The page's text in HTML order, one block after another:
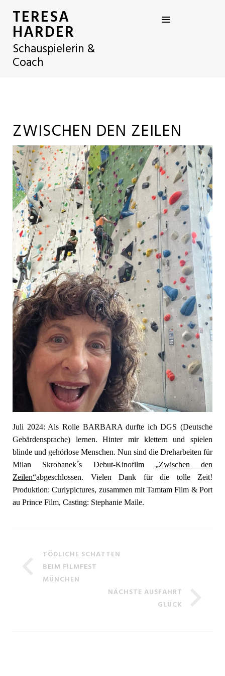
TERESA
HARDER
Schauspielerin &
Coach
ZWISCHEN DEN ZEILEN
Juli 2024: Als Rolle BARBARA durfte ich DGS (Deutsche
Gebärdensprache) lernen. Hinter mir klettern und spielen
blinde und gehörlose Menschen. Nun sind die Dreharbeiten für
Milan Skrobanek´s Debut-Kinofilm „Zwischen den
Zeilen“abgeschlossen. Vielen Dank für die tolle Zeit!
Produktion: Curlypictures, zusammen mit Tamtam Film & Port
au Prince Film, Casting: Stephanie Maile.
TÖDLICHE SCHATTEN
BEIM FILMFEST
MÜNCHEN
NÄCHSTE AUSFAHRT
GLÜCK